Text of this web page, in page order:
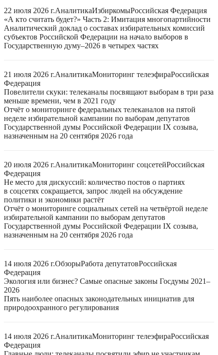
22 июля 2026 г.АналитикаИзбиркомыРоссийская Федерация
«А кто считать будет?» Часть 2: Имитация многопартийности
Аналитический доклад о составах избирательных комиссий
субъектов Российской Федерации на начало выборов в
Государственную думу–2026 в четырех частях
21 июля 2026 г.АналитикаМониторинг телеэфираРоссийская
Федерация
Повелители скуки: телеканалы посвящают выборам в три раза
меньше времени, чем в 2021 году
Отчёт о мониторинге федеральных телеканалов на пятой
неделе избирательной кампании по выборам депутатов
Государственной думы Российской Федерации IX созыва,
назначенным на 20 сентября 2026 года
20 июля 2026 г.АналитикаМониторинг соцсетейРоссийская
Федерация
Не место для дискуссий: количество постов о партиях
в соцсетях сокращается, запрос людей на обсуждение
политики и экономики растёт
Отчёт о мониторинге социальных сетей на четвёртой неделе
избирательной кампании по выборам депутатов
Государственной думы Российской Федерации IX созыва,
назначенным на 20 сентября 2026 года
14 июля 2026 г.ОбзорыРабота депутатовРоссийская
Федерация
Экология или бизнес? Самые опасные законы Госдумы 2021–
2026
Пять наиболее опасных законодательных инициатив для
природоохранного регулирования
14 июля 2026 г.АналитикаМониторинг телеэфираРоссийская
Федерация